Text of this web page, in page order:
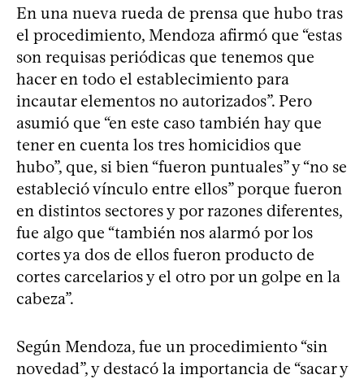
En una nueva rueda de prensa que hubo tras
el procedimiento, Mendoza afirmó que “estas
son requisas periódicas que tenemos que
hacer en todo el establecimiento para
incautar elementos no autorizados”. Pero
asumió que “en este caso también hay que
tener en cuenta los tres homicidios que
hubo”, que, si bien “fueron puntuales” y “no se
estableció vínculo entre ellos” porque fueron
en distintos sectores y por razones diferentes,
fue algo que “también nos alarmó por los
cortes ya dos de ellos fueron producto de
cortes carcelarios y el otro por un golpe en la
cabeza”.
Según Mendoza, fue un procedimiento “sin
novedad”, y destacó la importancia de “sacar y